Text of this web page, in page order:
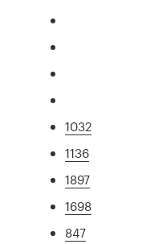
1032
1136
1897
1698
847